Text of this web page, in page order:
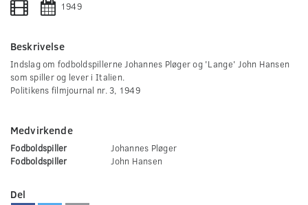
1949
Beskrivelse
Indslag om fodboldspillerne Johannes Pløger og 'Lange' John Hansen
som spiller og lever i Italien.
Politikens filmjournal nr. 3, 1949
Medvirkende
Fodboldspiller
Johannes Pløger
Fodboldspiller
John Hansen
Del